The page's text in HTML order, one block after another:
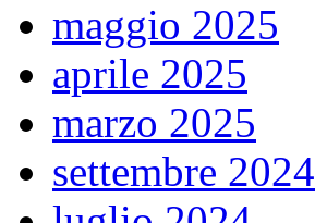
maggio 2025
aprile 2025
marzo 2025
settembre 2024